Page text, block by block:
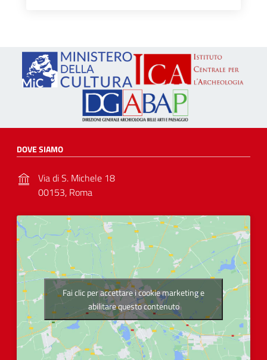
DOVE SIAMO
Via di S. Michele 18
00153, Roma
Fai clic per accettare i cookie marketing e
abilitare questo contenuto